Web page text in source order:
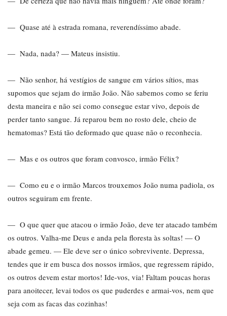
— Quase até à estrada romana, reverendíssimo abade.
— Nada, nada? — Mateus insistiu.
— Não senhor, há vestígios de sangue em vários sítios, mas
supomos que sejam do irmão João. Não sabemos como se feriu
desta maneira e não sei como consegue estar vivo, depois de
perder tanto sangue. Já reparou bem no rosto dele, cheio de
hematomas? Está tão deformado que quase não o reconhecia.
— Mas e os outros que foram convosco, irmão Félix?
— Como eu e o irmão Marcos trouxemos João numa padiola, os
outros seguiram em frente.
— O que quer que atacou o irmão João, deve ter atacado também
os outros. Valha-me Deus e anda pela floresta às soltas! — O
abade gemeu. — Ele deve ser o único sobrevivente. Depressa,
tendes que ir em busca dos nossos irmãos, que regressem rápido,
os outros devem estar mortos! Ide-vos, via! Faltam poucas horas
para anoitecer, levai todos os que puderdes e armai-vos, nem que
seja com as facas das cozinhas!